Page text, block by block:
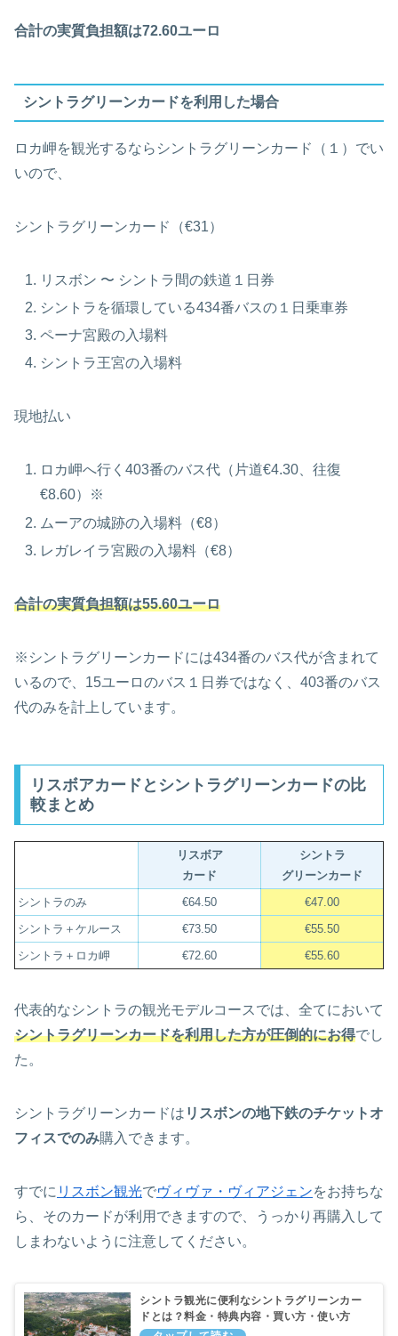
合計の実質負担額は72.60ユーロ
シントラグリーンカードを利用した場合
ロカ岬を観光するならシントラグリーンカード（１）でい
いので、
シントラグリーンカード（€31）
リスボン 〜 シントラ間の鉄道１日券
シントラを循環している434番バスの１日乗車券
ペーナ宮殿の入場料
シントラ王宮の入場料
現地払い
ロカ岬へ行く403番のバス代（片道€4.30、往復
€8.60）※
ムーアの城跡の入場料（€8）
レガレイラ宮殿の入場料（€8）
合計の実質負担額は55.60ユーロ
※シントラグリーンカードには434番のバス代が含まれて
いるので、15ユーロのバス１日券ではなく、403番のバス
代のみを計上しています。
リスボアカードとシントラグリーンカードの比
較まとめ
リスボア
カード
シントラ
グリーンカード
シントラのみ
€64.50
€47.00
シントラ＋ケルース
€73.50
€55.50
シントラ＋ロカ岬
€72.60 €55.60
代表的なシントラの観光モデルコースでは、全てにおいて
シントラグリーンカードを利用した方が圧倒的にお得でし
た。
シントラグリーンカードは リスボンの地下鉄のチケットオ
フィスでのみ購入できます。
すでに リスボン観光でヴィヴァ・ヴィアジェンをお持ちな
ら、そのカードが利用できますので、うっかり再購入して
しまわないように注意してください。
シントラ観光に便利なシントラグリーンカー
ドとは？料金・特典内容・買い方・使い方
は？